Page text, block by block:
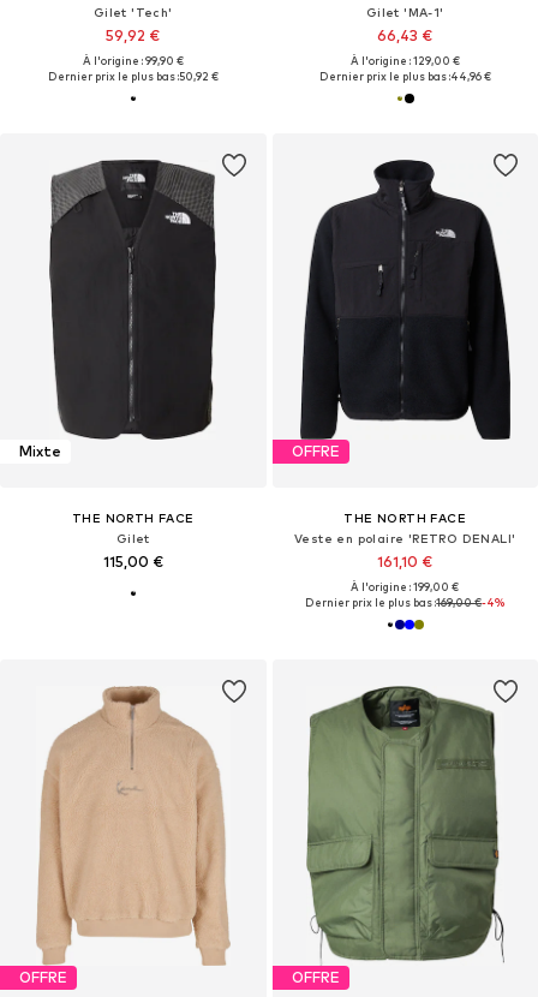
Gilet 'Tech'
59,92 €
À l'origine : 99,90 €
Dernier prix le plus bas :50,92 €
Gilet 'MA-1'
66,43 €
À l'origine : 129,00 €
Dernier prix le plus bas :44,96 €
Mixte
THE NORTH FACE
Gilet
115,00 €
OFFRE
THE NORTH FACE
Veste en polaire 'RETRO DENALI'
161,10 €
À l'origine : 199,00 €
Dernier prix le plus bas :169,00 €-4%
OFFRE OFFRE